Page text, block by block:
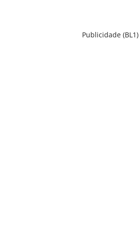
Publicidade (BL1)